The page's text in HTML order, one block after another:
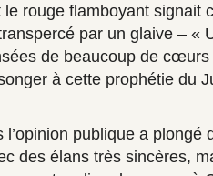
le rouge flamboyant
par un glaive – «
de beaucoup de
à cette prophétie du
l’opinion publique a plongé
des élans très sincères,